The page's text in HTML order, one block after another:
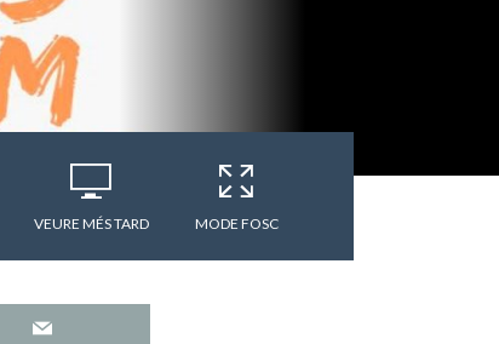
VEURE MÉS TARD MODE FOSC